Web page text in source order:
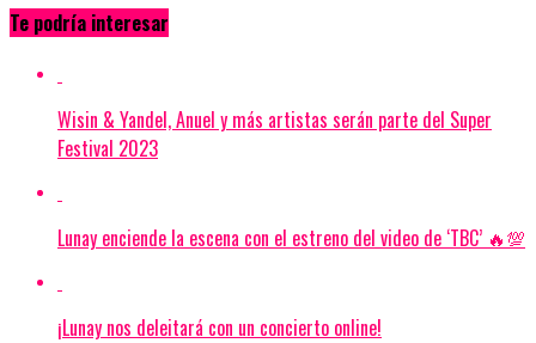
Te podría interesar
Wisin & Yandel, Anuel y más artistas serán parte del Super
Festival 2023
Lunay enciende la escena con el estreno del video de ‘TBC’ 🔥💯
¡Lunay nos deleitará con un concierto online!